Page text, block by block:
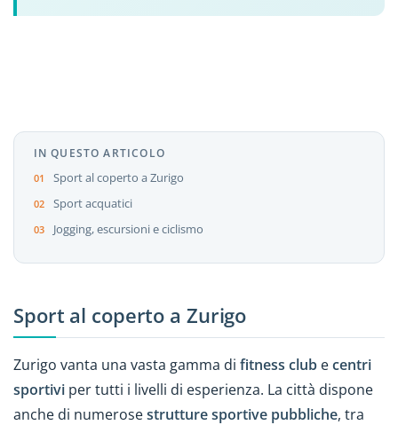
IN QUESTO ARTICOLO
Sport al coperto a Zurigo
Sport acquatici
Jogging, escursioni e ciclismo
Sport al coperto a Zurigo
Zurigo vanta una vasta gamma di fitness club ecentri
sportivi per tutti i livelli di esperienza. La città dispone
anche di numerosestrutture sportive pubbliche, tra